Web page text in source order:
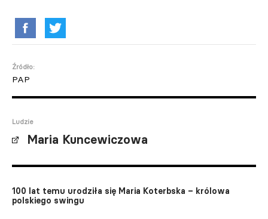
Źródło:
PAP
Ludzie
Maria Kuncewiczowa
100 lat temu urodziła się Maria Koterbska – królowa
polskiego swingu